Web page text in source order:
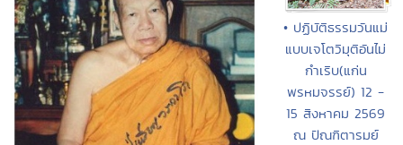
• ปฏิบัติธรรมวันแม่
แบบเจโตวิมุติอันไม่
กำเริบ(แก่น
พรหมจรรย์) 12 -
15 สิงหาคม 2569
ณ ปัณฑิตารมย์